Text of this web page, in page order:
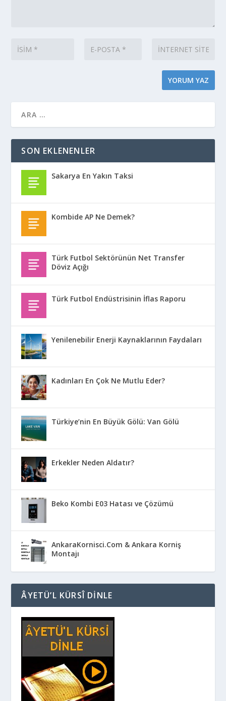
SON EKLENENLER
Sakarya En Yakın Taksi
Kombide AP Ne Demek?
Türk Futbol Sektörünün Net Transfer
Döviz Açığı
Türk Futbol Endüstrisinin İflas Raporu
Yenilenebilir Enerji Kaynaklarının Faydaları
Kadınları En Çok Ne Mutlu Eder?
Türkiye’nin En Büyük Gölü: Van Gölü
Erkekler Neden Aldatır?
Beko Kombi E03 Hatası ve Çözümü
AnkaraKornisci.Com & Ankara Korniş
Montajı
ÂYETÜ’L KÜRSÎ DINLE